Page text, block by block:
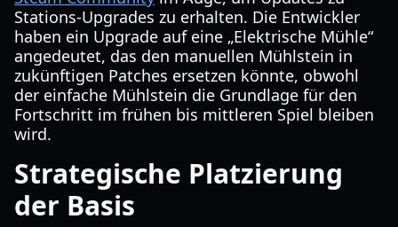
Stations-Upgrades zu erhalten. Die Entwickler
haben ein Upgrade auf eine „Elektrische Mühle“
angedeutet, das den manuellen Mühlstein in
zukünftigen Patches ersetzen könnte, obwohl
der einfache Mühlstein die Grundlage für den
Fortschritt im frühen bis mittleren Spiel bleiben
wird.
Strategische Platzierung
der Basis